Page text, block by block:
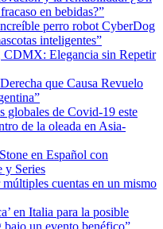
en bebidas?”
perro robot CyberDog
inteligentes”
CDMX: Elegancia sin Repetir
que Causa Revuelo
globales de Covid-19 este
de la oleada en Asia-
en Español con
y Series
cuentas en un mismo
en Italia para la posible
un evento benéfico”